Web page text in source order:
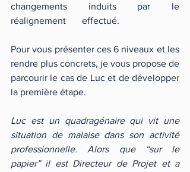
changements induits par le
réalignement 	effectué.
Pour vous présenter ces 6 niveaux et les
rendre plus concrets, je vous propose de
parcourir le cas de Luc et de développer
la première étape.
Luc est un quadragénaire qui vit une
situation de malaise dans son activité
professionnelle. Alors que “sur le
papier” il est Directeur de Projet et a